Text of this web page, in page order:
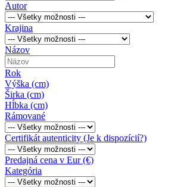
Autor
Krajina
Názov
Rok
Výška (cm)
Širka (cm)
Hĺbka (cm)
Rámované
Certifikát autenticity (Je k dispozícií?)
Predajná cena v Eur (€)
Kategória